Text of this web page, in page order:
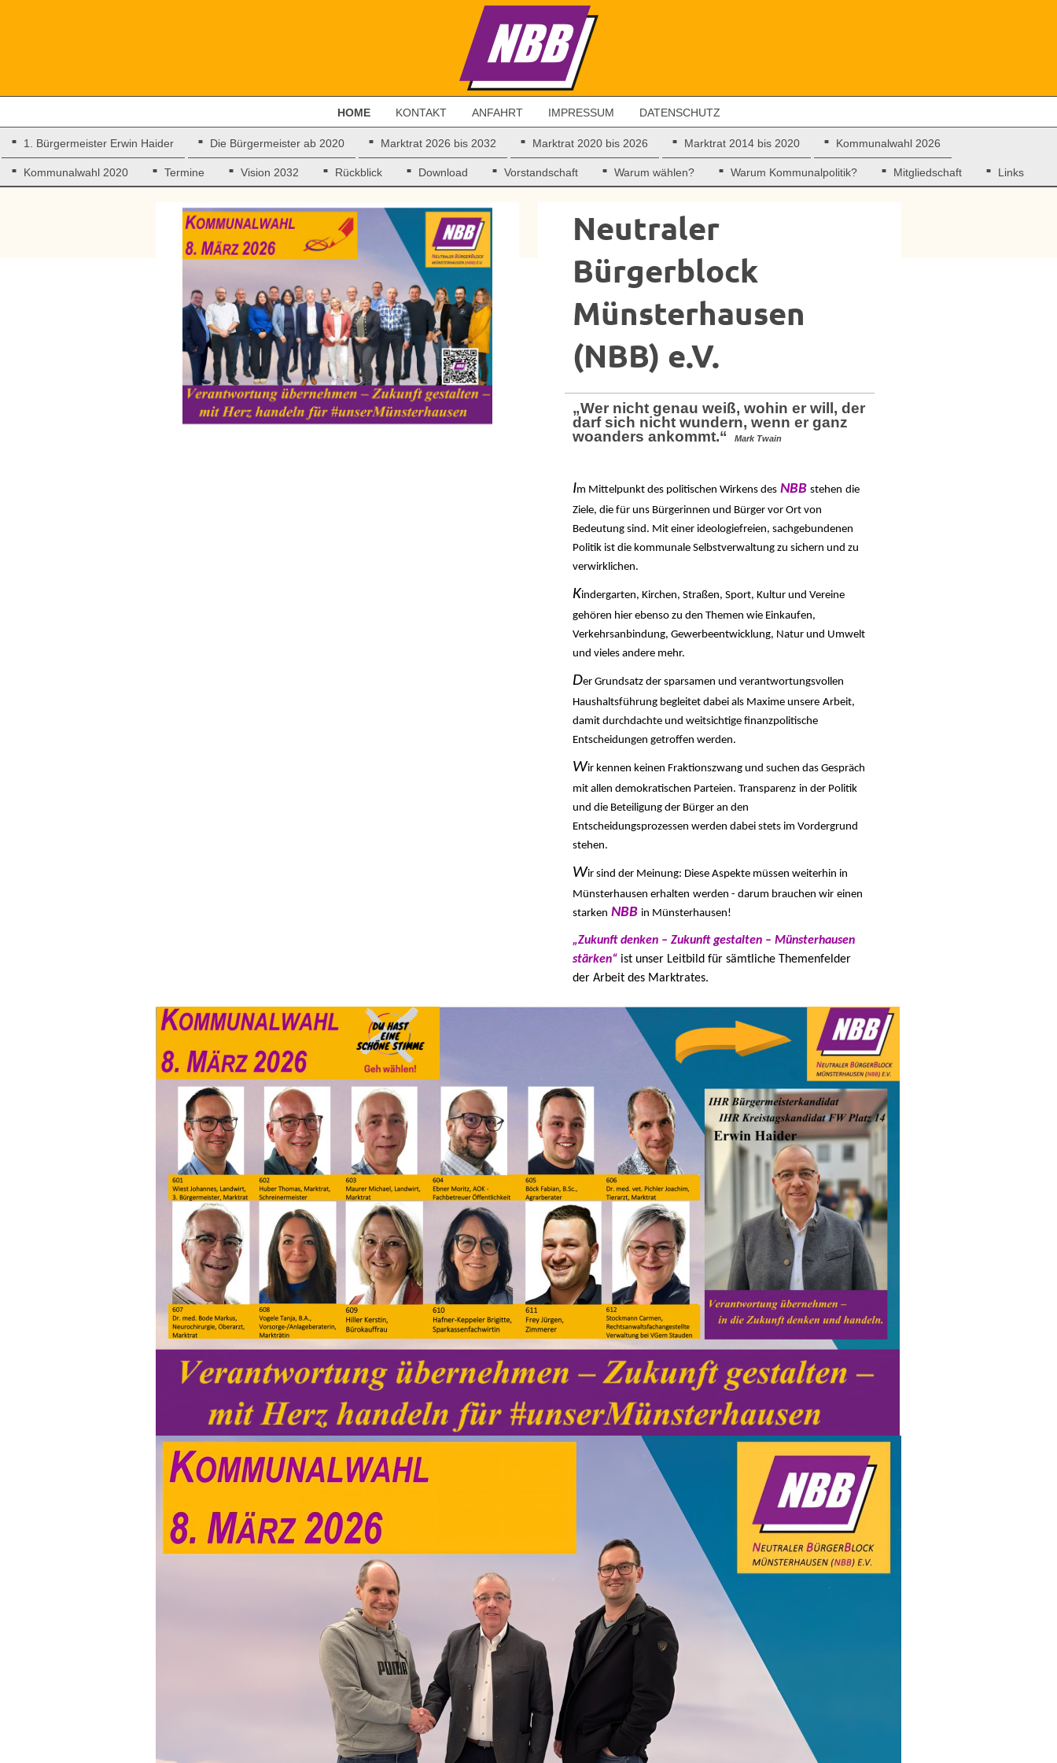
HOME KONTAKT ANFAHRT IMPRESSUM DATENSCHUTZ
1. Bürgermeister Erwin Haider Die Bürgermeister ab 2020 Marktrat 2026 bis 2032 Marktrat 2020 bis 2026 Marktrat 2014 bis 2020 Kommunalwahl 2026
Kommunalwahl 2020 Termine Vision 2032 Rückblick Download Vorstandschaft Warum wählen? Warum Kommunalpolitik? Mitgliedschaft Links
Neutraler
Bürgerblock
Münsterhausen
(NBB) e.V.
„Wer nicht genau weiß, wohin er will, der
darf sich nicht wundern, wenn er ganz
woanders ankommt.“
Mark Twain
Im Mittelpunkt des politischen Wirkens des NBB stehen die
Ziele, die für uns Bürgerinnen und Bürger vor Ort von
Bedeutung sind. Mit einer ideologiefreien, sachgebundenen
Politik ist die kommunale Selbstverwaltung zu sichern und zu
verwirklichen.
Kindergarten, Kirchen, Straßen, Sport, Kultur und Vereine
gehören hier ebenso zu den Themen wie Einkaufen,
Verkehrsanbindung, Gewerbeentwicklung, Natur und Umwelt
und vieles andere mehr.
Der Grundsatz der sparsamen und verantwortungsvollen
Haushaltsführung begleitet dabei als Maxime unsere Arbeit,
damit durchdachte und weitsichtige finanzpolitische
Entscheidungen getroffen werden.
Wir kennen keinen Fraktionszwang und suchen das Gespräch
mit allen demokratischen Parteien. Transparenz in der Politik
und die Beteiligung der Bürger an den
Entscheidungsprozessen werden dabei stets im Vordergrund
stehen.
Wir sind der Meinung: Diese Aspekte müssen weiterhin in
Münsterhausen erhalten werden - darum brauchen wir einen
starken NBB in Münsterhausen!
„Zukunft denken – Zukunft gestalten – Münsterhausen
stärken“ ist unser Leitbild für sämtliche Themenfelder
der Arbeit des Marktrates.